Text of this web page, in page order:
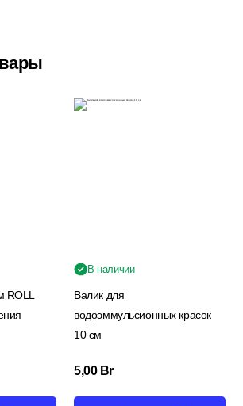
В наличии
Валик для
водоэммульсионных красок
10 см
5,00 Br